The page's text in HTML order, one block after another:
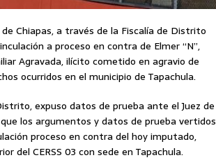
Chiapas, a través de la Fiscalía de Distrito
a proceso en contra de Elmer “N”,
Agravada, ilícito cometido en agravio de
ocurridos en el municipio de Tapachula.
expuso datos de prueba ante el Juez de
los argumentos y datos de prueba vertidos
proceso en contra del hoy imputado,
del CERSS 03 con sede en Tapachula.